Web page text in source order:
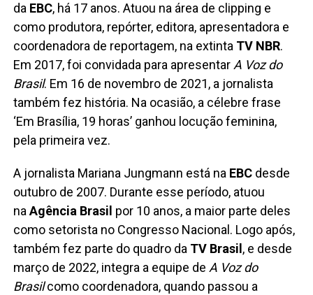
da EBC, há 17 anos. Atuou na área de clipping e
como produtora, repórter, editora, apresentadora e
coordenadora de reportagem, na extinta TV NBR.
Em 2017, foi convidada para apresentarA Voz do
Brasil. Em 16 de novembro de 2021, a jornalista
também fez história. Na ocasião, a célebre frase
‘Em Brasília, 19 horas’ ganhou locução feminina,
pela primeira vez.
A jornalista Mariana Jungmann está na EBCdesde
outubro de 2007. Durante esse período, atuou
naAgência Brasil por 10 anos, a maior parte deles
como setorista no Congresso Nacional. Logo após,
também fez parte do quadro da TV Brasil , e desde
março de 2022, integra a equipe de A Voz do
Brasilcomo coordenadora, quando passou a